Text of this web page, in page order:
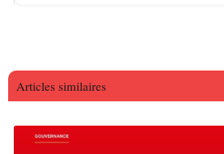
Articles similaires